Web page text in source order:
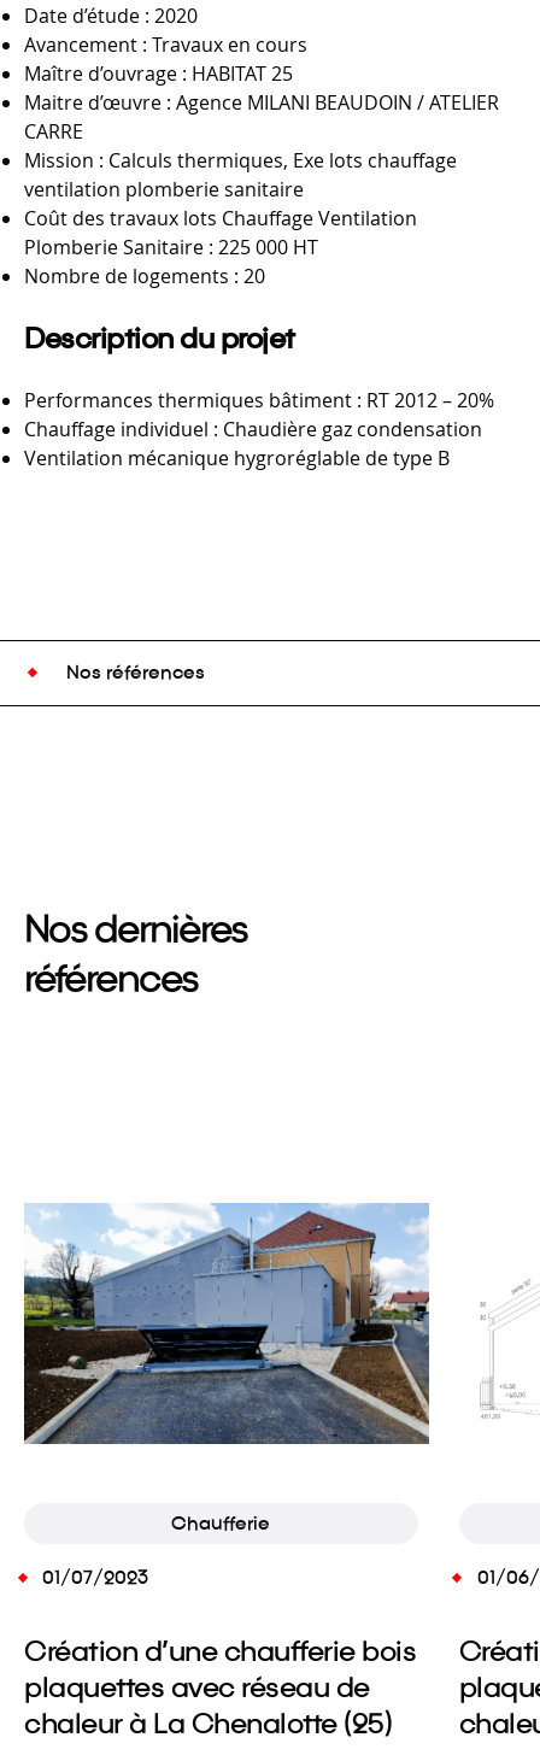
Date d’étude : 2020
Avancement : Travaux en cours
Maître d’ouvrage : HABITAT 25
Maitre d’œuvre : Agence MILANI BEAUDOIN / ATELIER
CARRE
Mission : Calculs thermiques, Exe lots chauffage
ventilation plomberie sanitaire
Coût des travaux lots Chauffage Ventilation
Plomberie Sanitaire : 225 000 HT
Nombre de logements : 20
Description du projet
Performances thermiques bâtiment : RT 2012 – 20%
Chauffage individuel : Chaudière gaz condensation
Ventilation mécanique hygroréglable de type B
Nos références
Nos dernières
références
Chaufferie
01/07/2023
Création d’une chaufferie bois
plaquettes avec réseau de
chaleur à La Chenalotte (25)
01/